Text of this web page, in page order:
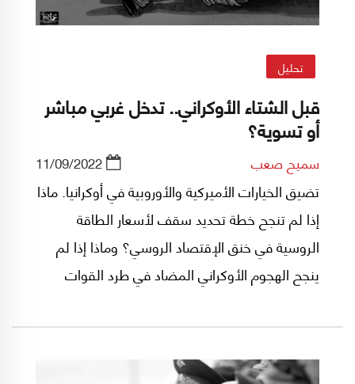
تحليل
قبل الشتاء الأوكراني.. تدخل غربي مباشر
أو تسوية؟
سميح صعب 11/09/2022
تضيق الخيارات الأميركية والأوروبية في أوكرانيا. ماذا
إذا لم تنجح خطة تحديد سقف لأسعار الطاقة
الروسية في خنق الإقتصاد الروسي؟ وماذا إذا لم
ينجح الهجوم الأوكراني المضاد في طرد القوات
حلف شمال الأطلسي دعمه العسكري لكييف
ليقترب من التدخل المباشر؟ وكيف سترد روسيا؟